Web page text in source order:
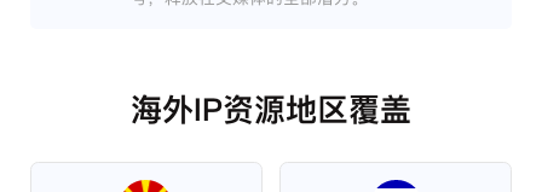
海外IP资源地区覆盖